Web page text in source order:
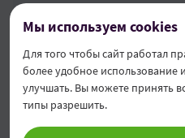
IDNO
Мы используем cookies
Для того чтобы сайт работал
более удобное использование
улучшать. Вы можете принять
типы разрешить.